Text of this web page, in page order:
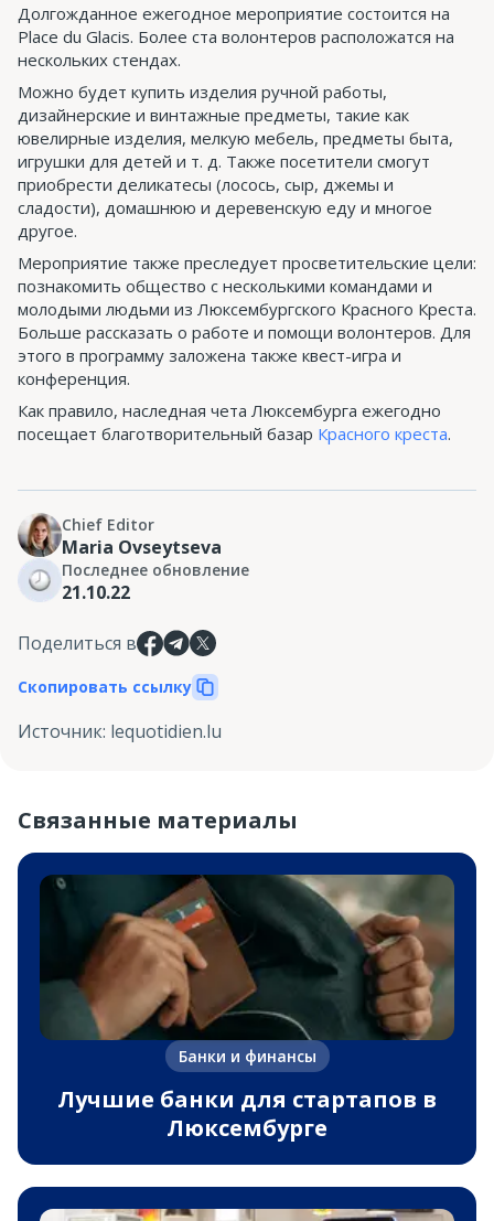
Долгожданное ежегодное мероприятие состоится на
Place du Glacis. Более ста волонтеров расположатся на
нескольких стендах.
Можно будет купить изделия ручной работы,
дизайнерские и винтажные предметы, такие как
ювелирные изделия, мелкую мебель, предметы быта,
игрушки для детей и т. д. Также посетители смогут
приобрести деликатесы (лосось, сыр, джемы и
сладости), домашнюю и деревенскую еду и многое
другое.
Мероприятие также преследует просветительские цели:
познакомить общество с несколькими командами и
молодыми людьми из Люксембургского Красного Креста.
Больше рассказать о работе и помощи волонтеров. Для
этого в программу заложена также квест-игра и
конференция.
Как правило, наследная чета Люксембурга ежегодно
посещает благотворительный базар Красного креста.
Chief Editor
Maria Ovseytseva
Последнее обновление
21.10.22
Поделиться в
Скопировать ссылку
Источник: lequotidien.lu
Связанные материалы
Банки и финансы
Лучшие банки для стартапов в
Люксембурге